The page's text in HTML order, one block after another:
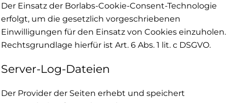
Der Einsatz der Borlabs-Cookie-Consent-Technologie
erfolgt, um die gesetzlich vorgeschriebenen
Einwilligungen für den Einsatz von Cookies einzuholen.
Rechtsgrundlage hierfür ist Art. 6 Abs. 1 lit. c DSGVO.
Server-Log-Dateien
Der Provider der Seiten erhebt und speichert